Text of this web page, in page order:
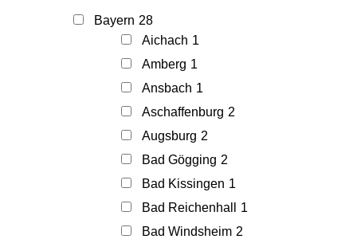
Bayern 28
Aichach 1
Amberg 1
Ansbach 1
Aschaffenburg 2
Augsburg 2
Bad Gögging 2
Bad Kissingen 1
Bad Reichenhall
1
Bad Windsheim 2